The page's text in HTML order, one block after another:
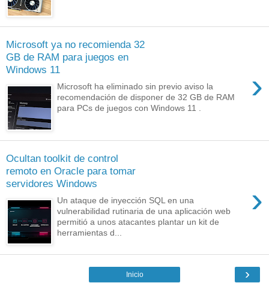
Microsoft ya no recomienda 32
GB de RAM para juegos en
Windows 11
›
Microsoft ha eliminado sin previo aviso la
recomendación de disponer de 32 GB de RAM
para PCs de juegos con Windows 11 .
Ocultan toolkit de control
remoto en Oracle para tomar
servidores Windows
›
Un ataque de inyección SQL en una
vulnerabilidad rutinaria de una aplicación web
permitió a unos atacantes plantar un kit de
herramientas d...
›
Inicio